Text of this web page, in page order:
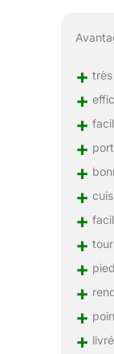
+
+
+
+
+
+
+
+
+
+
+
+